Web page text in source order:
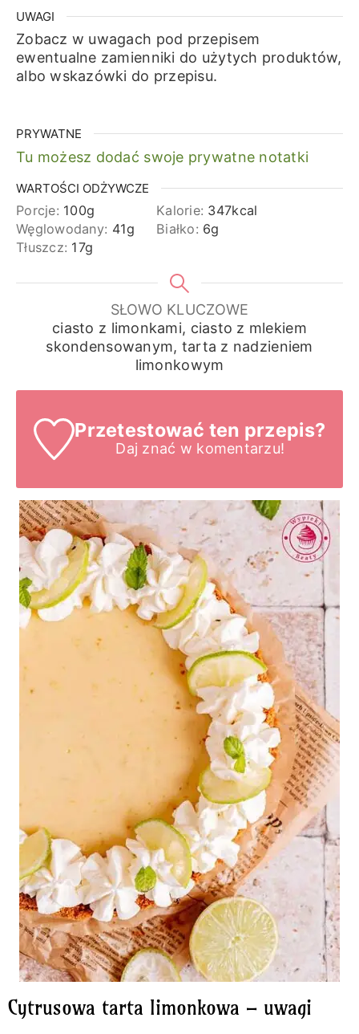
UWAGI
Zobacz w uwagach pod przepisem
ewentualne zamienniki do użytych produktów,
albo wskazówki do przepisu.
PRYWATNE
Tu możesz dodać swoje prywatne notatki
WARTOŚCI ODŻYWCZE
Porcje: 100g Kalorie: 347kcal
Węglowodany: 41g Białko: 6g
Tłuszcz: 17g
SŁOWO KLUCZOWE
ciasto z limonkami, ciasto z mlekiem
skondensowanym, tarta z nadzieniem
limonkowym
Przetestować ten przepis?
Daj znać w komentarzu!
Cytrusowa tarta limonkowa – uwagi